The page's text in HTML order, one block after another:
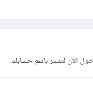
الآنلتنشر باسم حسابك.